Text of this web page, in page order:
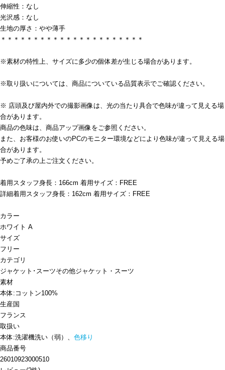
伸縮性：なし
光沢感：なし
生地の厚さ：やや薄手
＊＊＊＊＊＊＊＊＊＊＊＊＊＊＊＊＊＊＊＊＊＊
※素材の特性上、サイズに多少の個体差が生じる場合があります。
※取り扱いについては、商品についている品質表示でご確認ください。
※ 店頭及び屋内外での撮影画像は、光の当たり具合で色味が違って見える場
合があります。
商品の色味は、商品アップ画像をご参照ください。
また、お客様のお使いのPCのモニター環境などにより色味が違って見える場
合があります。
予めご了承の上ご注文ください。
着用スタッフ身長：166cm 着用サイズ：FREE
詳細着用スタッフ身長：162cm 着用サイズ：FREE
カラー
ホワイト A
サイズ
フリー
カテゴリ
ジャケット･スーツその他ジャケット・スーツ
素材
本体:コットン100%
生産国
フランス
取扱い
本体:洗濯機洗い（弱）、 色移り
商品番号
26010923000510